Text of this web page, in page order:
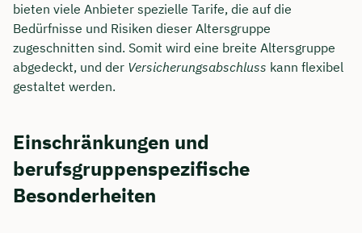
bieten viele Anbieter spezielle Tarife, die auf die
Bedürfnisse und Risiken dieser Altersgruppe
zugeschnitten sind. Somit wird eine breite Altersgruppe
abgedeckt, und der Versicherungsabschluss kann flexibel
gestaltet werden.
Einschränkungen und
berufsgruppenspezifische
Besonderheiten